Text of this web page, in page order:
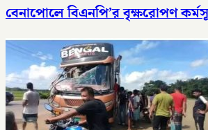
বেনাপোলে বিএনপি’র বৃক্ষরোপণ